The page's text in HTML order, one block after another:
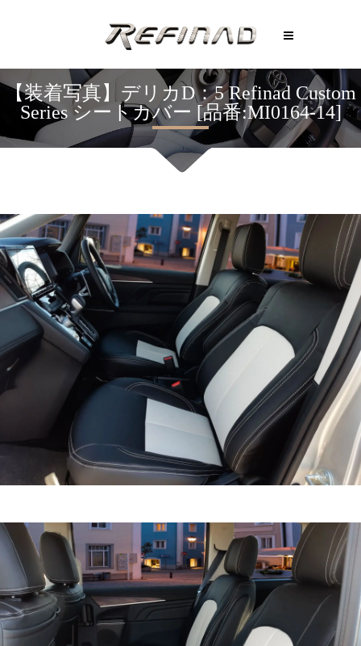
【装着写真】デリカD：5 Refinad Custom
Series シートカバー [品番:MI0164-14]